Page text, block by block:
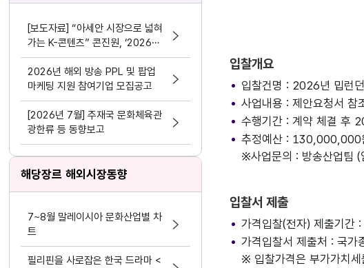
[보도자료] “아세안 시장으로 넓혀
가는 K-콘텐츠” 콘진원, ‘2026
한-아세안 K-콘텐츠 비즈위크’성공
적 마무리
2026년 해외 방송 PPL 및 팝업
마케팅 지원 참여기업 모집공고
[2026년 7월] 주재국 문화체육관
광한류 등 동향보고
해당장르 해외시장동향
7~8월 말레이시아 문화산업별 차
트
필리핀을 사로잡은 한국 드라마 <
입찰개요
입찰건명 : 2026년 밉런
사업내용 : 제안요청서 참
수행기간 : 계약 체결 후
추정예산 : 130,000,000
※사업문의 : 방송산업
입찰서 제출
가격입찰(전자) 제출기
가격입찰서 제출처 : 국
※ 입찰가격은 부가가치